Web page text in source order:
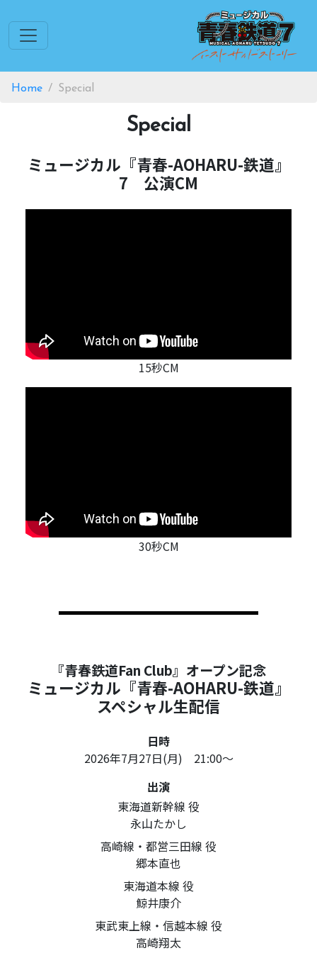
Home Special
Special
ミュージカル『青春-AOHARU-鉄道』
7 公演CM
15秒CM
30秒CM
『青春鉄道Fan Club』オープン記念
ミュージカル『青春-AOHARU-鉄道』
スペシャル生配信
日時
2026年7月27日(月) 21:00～
出演
東海道新幹線 役
永山たかし
高崎線・都営三田線 役
郷本直也
東海道本線 役
鯨井康介
東武東上線・信越本線 役
高崎翔太